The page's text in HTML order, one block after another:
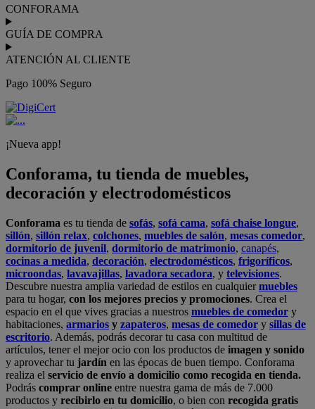
CONFORAMA
GUÍA DE COMPRA
ATENCIÓN AL CLIENTE
Pago 100% Seguro
¡Nueva app!
Conforama, tu tienda de muebles,
decoración y electrodomésticos
Conforama es tu tienda de sofás, sofá cama, sofá chaise longue,
sillón, sillón relax, colchones, muebles de salón, mesas comedor,
dormitorio de juvenil, dormitorio de matrimonio, canapés,
cocinas a medida, decoración, electrodomésticos, frigoríficos,
microondas, lavavajillas, lavadora secadora, y televisiones.
Descubre nuestra amplia variedad de estilos en cualquiermuebles
para tu hogar, con los mejores precios y promociones. Crea el
espacio en el que vives gracias a nuestros muebles de comedor y
habitaciones, armarios y zapateros, mesas de comedor y sillas de
escritorio. Además, podrás decorar tu casa con multitud de
artículos, tener el mejor ocio con los productos de imagen y sonido
y aprovechar tu jardín en las épocas de buen tiempo. Conforama
realiza el servicio de envío a domicilio como recogida en tienda.
Podrás comprar online entre nuestra gama de más de 7.000
productos y recibirlo en tu domicilio, o bien con recogida gratis